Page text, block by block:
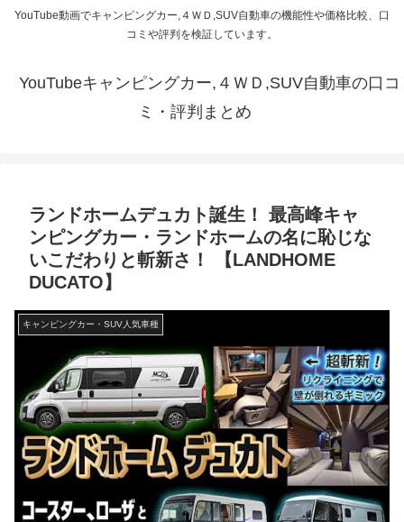
YouTube動画でキャンピングカー,４ＷＤ,SUV自動車の機能性や価格比較、口
コミや評判を検証しています。
YouTubeキャンピングカー,４ＷＤ,SUV自動車の口コ
ミ・評判まとめ
ランドホームデュカト誕生！ 最高峰キャ
ンピングカー・ランドホームの名に恥じな
いこだわりと斬新さ！ 【LANDHOME
DUCATO】
キャンピングカー・SUV人気車種